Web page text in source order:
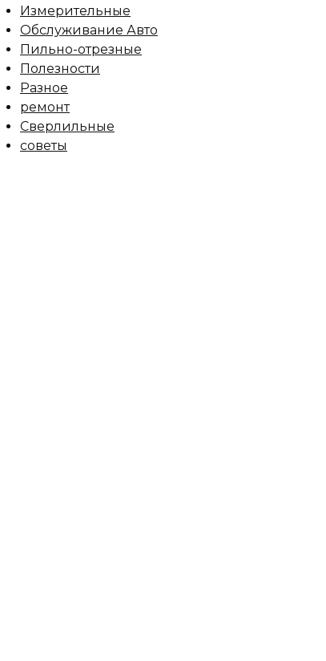
Измерительные
Обслуживание Авто
Пильно-отрезные
Полезности
Разное
ремонт
Сверлильные
советы